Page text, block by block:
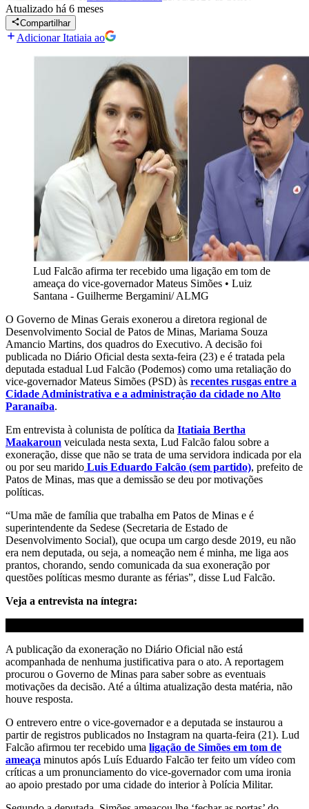
Atualizado há 6 meses
Compartilhar
Adicionar Itatiaia ao
Lud Falcão afirma ter recebido uma ligação em tom de
ameaça do vice-governador Mateus Simões • Luiz
Santana - Guilherme Bergamini/ ALMG
O Governo de Minas Gerais exonerou a diretora regional de
Desenvolvimento Social de Patos de Minas, Mariama Souza
Amancio Martins, dos quadros do Executivo. A decisão foi
publicada no Diário Oficial desta sexta-feira (23) e é tratada pela
deputada estadual Lud Falcão (Podemos) como uma retaliação do
vice-governador Mateus Simões (PSD) às recentes rusgas entre a
Cidade Administrativa e a administração da cidade no Alto
Paranaíba.
Em entrevista à colunista de política da Itatiaia Bertha
Maakaroun veiculada nesta sexta, Lud Falcão falou sobre a
exoneração, disse que não se trata de uma servidora indicada por ela
ou por seu marido Luis Eduardo Falcão (sem partido), prefeito de
Patos de Minas, mas que a demissão se deu por motivações
políticas.
“Uma mãe de família que trabalha em Patos de Minas e é
superintendente da Sedese (Secretaria de Estado de
Desenvolvimento Social), que ocupa um cargo desde 2019, eu não
era nem deputada, ou seja, a nomeação nem é minha, me liga aos
prantos, chorando, sendo comunicada da sua exoneração por
questões políticas mesmo durante as férias”, disse Lud Falcão.
Veja a entrevista na íntegra:
A publicação da exoneração no Diário Oficial não está
acompanhada de nenhuma justificativa para o ato. A reportagem
procurou o Governo de Minas para saber sobre as eventuais
motivações da decisão. Até a última atualização desta matéria, não
houve resposta.
O entrevero entre o vice-governador e a deputada se instaurou a
partir de registros publicados no Instagram na quarta-feira (21). Lud
Falcão afirmou ter recebido uma ligação de Simões em tom de
ameaça minutos após Luís Eduardo Falcão ter feito um vídeo com
críticas a um pronunciamento do vice-governador com uma ironia
ao apoio prestado por uma cidade do interior à Polícia Militar.